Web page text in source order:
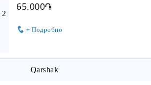
65.000֏
+ Подробно